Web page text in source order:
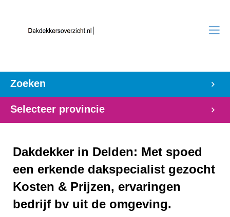
Zoeken
Selecteer provincie
Dakdekker in Delden: Met spoed
een erkende dakspecialist gezocht
Kosten & Prijzen, ervaringen
bedrijf bv uit de omgeving.